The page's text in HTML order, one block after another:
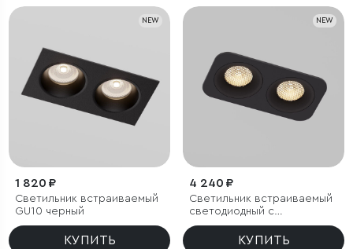
NEW
1 820 ₽
Светильник встраиваемый
GU10 черный
КУПИТЬ
NEW
4 240 ₽
Светильник встраиваемый
светодиодный с
антибликовой решеткой
Tetro 20W 3000K черный
КУПИТЬ